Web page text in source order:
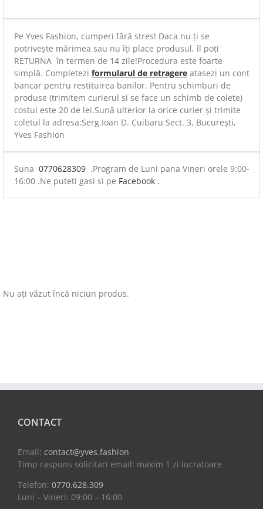
Pe Yves Fashion, cumperi fără stres! Daca nu ți se
potrivește mărimea sau nu îți place produsul, îl poți
RETURNA în termen de 14 zile!Procedura este foarte
simplă. Completezi formularul de retragereatasezi un cont
bancar pentru restituirea banilor. Pentru schimburi de
produse (trimitem curierul si se face un schimb de colete)
costul este 20 de lei.Sună ulterior la orice curier și trimite
coletul la adresa:Serg.Ioan D. Cuibaru Sect. 3, București,
Yves Fashion
Suna 0770628309.Program de Luni pana Vineri orele 9:00-
16:00 .Ne puteti gasi si pe Facebook .
Nu ați văzut încă niciun produs.
CONTACT
Email: contact@yves.fashion
Timp raspuns solicitari email: maxim 1 zi lucratoare
Telefon: 0770.628.309
Luni – Vineri: 09:00 – 16:00